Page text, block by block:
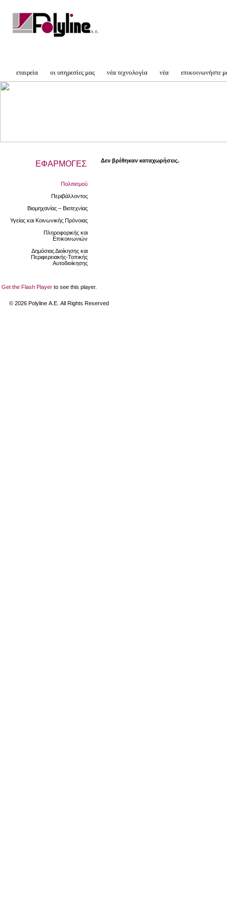
εταιρεία οι υπηρεσίες μας νέα τεχνολογία νέα επικοινωνήστε
ΕΦΑΡΜΟΓΕΣ
Πολιτισμού
Περιβάλλοντος
Βιομηχανίας – Βιοτεχνίας
Υγείας και Κοινωνικής Πρόνοιας
Πληροφορικής και
Επικοινωνιών
Δημόσιας Διοίκησης και
Περιφερειακής-Τοπικής
Αυτοδιοίκησης
Δεν βρέθηκαν καταχωρήσεις.
Get the Flash Player to see this player.
© 2026 Polyline Α.Ε. All Rights Reserved